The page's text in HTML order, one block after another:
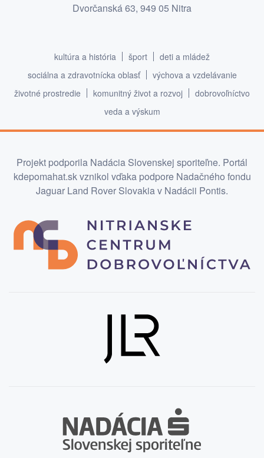
Dvorčanská 63, 949 05 Nitra
kultúra a história šport
deti a mládež
sociálna a zdravotnícka oblasť
výchova a vzdelávanie
životné prostredie
komunitný život a rozvoj
dobrovoľníctvo
veda a výskum
Projekt podporila Nadácia Slovenskej sporiteľne. Portál
kdepomahat.sk vznikol vďaka podpore Nadačného fondu
Jaguar Land Rover Slovakia v Nadácii Pontis.